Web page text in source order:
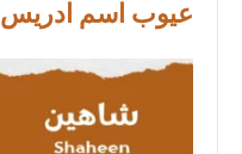
عيوب اسم ادريس